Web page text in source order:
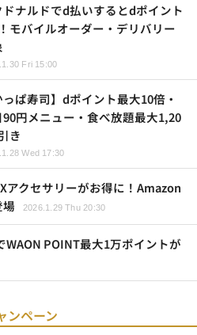
ドナルドでd払いするとdポイント
モバイルオーダー・デリバリー
Fri 15:00
っぱ寿司】dポイント最大10倍・
90円メニュー・食べ放題最大1,20
き
Wed 17:30
アクセサリーがお得に！Amazon
場
2026.1.29 Thu 20:30
POINT最大1万ポイントが
ンペーン